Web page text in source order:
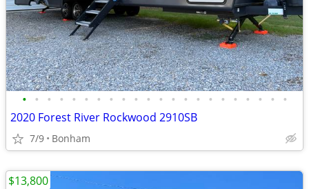
• • • • • • • • • • • • • • • • • • • • • •
2020 Forest River Rockwood 2910SB
7/9 Bonham
$13,800